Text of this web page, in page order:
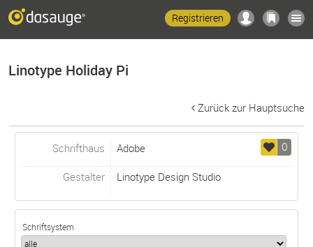
Registrieren
Linotype Holiday Pi
Zurück zur Hauptsuche
0
Schrifthaus Adobe
Gestalter Linotype Design Studio
Schriftsystem